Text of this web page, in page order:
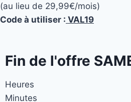
(au lieu de 29,99€/mois)
Code à utiliser : VAL19
Fin de l'offre
Heures
Minutes